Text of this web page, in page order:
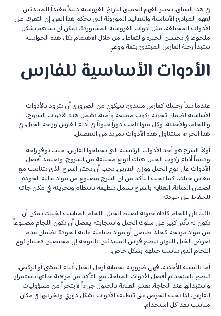
في هذا السياق، يعتبر الفهم العميق لتاريخ الفروسية دليلاً مفيداً للمبتدئين
لفهم المبادئ الأساسية والتقاليد الموروثة التي تحكم هذا الفن. إن التعرف على
الأدوات المختلفة، مثل أدوات الفروسية المستوردة، يمكن أن يساهم بشكل
ملحوظ في تحسين الخبرة والتفاعل. من خلال الاهتمام بكل هذه الجوانب،
ستبدأ رحلة الفارس المبتدئ بثقة ووعي.
الأدوات الأساسية للفارس
عندما تبدأ رحلتك كفارس مبتدئ، سيكون من الضروري أن تتزود بالأدوات
الأساسية لضمان تجربة ركوب ممتعة وآمنة. تشمل هذه الأدوات السروج،
واللجام، والأحذية، وكل منها يلعب دوراً حيوياً في أداء الفارس وراحة الخيل. في
هذا الجزء، سنتناول هذه الأدوات بمزيد من التفصيل.
أولاً، السرج هو أحد الأدوات الرئيسية التي يحتاجها الفارس، حيث يوفر راحة
ودعماً أثناء ركوب الخيل. هناك أنواع مختلفة من السروج، وتعتمد أفضل
الأدوات على نوع الخيل ووزن الفارس. يجب أن تختار السرج الذي يتناسب مع
مقاس خيلك، كما يجب التأكد من أن السرج مصنوع من مواد عالية الجودة
لضمان المتانة. العناية بالسرج تشمل تنظيفه بانتظام وتخزينه في مكان جاف
للحفاظ على جودته.
ثانياً، يأتي اللجام كأداة حيوية لضبط الخيل. اللجام المناسب لخيلك يمكن أن
يكون له تأثير كبير على سلوك الخيل واستجابته. يفضل أن يكون اللجام مصنوعاً
من مواد مريحة كجلد طبيعي أو مواد صناعية عالية الجودة لضمان عدم
تعرض الخيل للتوتر. ينصح فراس المبتدئين بالتوجه إلى مختصين لاختيار نوع
اللجام الذي يناسب خيلهم بشكل خاص.
أما بالنسبة للأحذية، فهي ضرورية لحماية أرجل الخيل أثناء المشي أو الركض.
يُنصح باستخدام أفضل الأدوات المتاحة، مع التأكد من مراقبة حالتها باستمرار
واستبدالها عند الحاجة. تعتبر العناية بالخيول جزءاً لا يتجزأ من مسؤوليات
الفارس، لذا يجب الحرص على تنظيف الأدوات بشكل دوري وتخزينها في مكان
مناسب بعد كل استخدام.